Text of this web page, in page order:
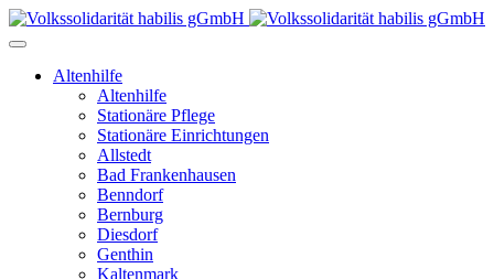
Altenhilfe
Altenhilfe
Stationäre Pflege
Stationäre Einrichtungen
Allstedt
Bad Frankenhausen
Benndorf
Bernburg
Diesdorf
Genthin
Kaltenmark